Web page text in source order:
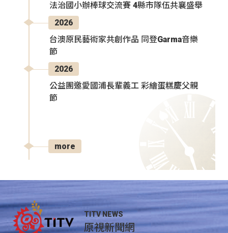
法治國小辦棒球交流賽 4縣市隊伍共襄盛舉
2026
台澳原民藝術家共創作品 同登Garma音樂
節
2026
公益團邀愛國浦長輩義工 彩繪蛋糕慶父親
節
more
TITV NEWS
原視新聞網